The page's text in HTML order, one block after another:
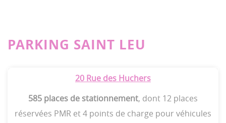
PARKING SAINT LEU
20 Rue des Huchers
585 places de stationnement, dont 12 places
réservées PMR et 4 points de charge pour véhicules